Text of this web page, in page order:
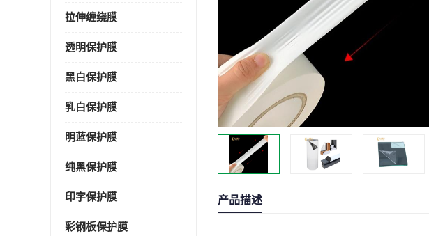
拉伸缠绕膜
透明保护膜
黑白保护膜
乳白保护膜
明蓝保护膜
纯黑保护膜
印字保护膜
彩钢板保护膜
产品描述